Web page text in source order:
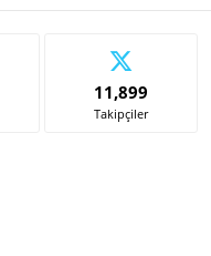
11,899
Takipçiler